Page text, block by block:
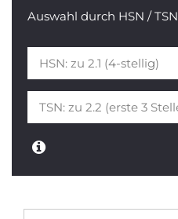
Auswahl durch HSN / TSN